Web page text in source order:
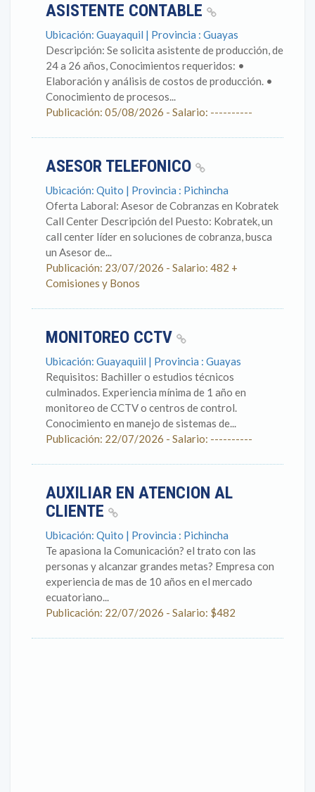
ASISTENTE CONTABLE
Ubicación: Guayaquil | Provincia : Guayas
Descripción: Se solicita asistente de producción, de
24 a 26 años, Conocimientos requeridos: •
Elaboración y análisis de costos de producción. •
Conocimiento de procesos...
Publicación: 05/08/2026 - Salario: ----------
ASESOR TELEFONICO
Ubicación: Quito | Provincia : Pichincha
Oferta Laboral: Asesor de Cobranzas en Kobratek
Call Center Descripción del Puesto: Kobratek, un
call center líder en soluciones de cobranza, busca
un Asesor de...
Publicación: 23/07/2026 - Salario: 482 +
Comisiones y Bonos
MONITOREO CCTV
Ubicación: Guayaquiil | Provincia : Guayas
Requisitos: Bachiller o estudios técnicos
culminados. Experiencia mínima de 1 año en
monitoreo de CCTV o centros de control.
Conocimiento en manejo de sistemas de...
Publicación: 22/07/2026 - Salario: ----------
AUXILIAR EN ATENCION AL
CLIENTE
Ubicación: Quito | Provincia : Pichincha
Te apasiona la Comunicación? el trato con las
personas y alcanzar grandes metas? Empresa con
experiencia de mas de 10 años en el mercado
ecuatoriano...
Publicación: 22/07/2026 - Salario: $482